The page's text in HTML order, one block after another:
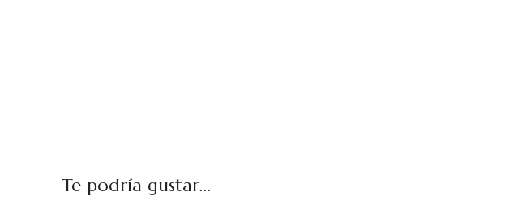
Te podría gustar...